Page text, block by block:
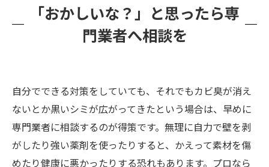
「おかしいな？」と思ったら専
門業者へ相談を
自分でできる対策をしていても、それでもカビ臭が消え
ないとか黒いシミが広がってきたという場合は、早めに
専門業者に相談するのが得策です。無理に自力で壁を剥
がしたり強い薬剤を使ったりすると、かえって素材を傷
めたり健康に悪かったりする恐れもあります。プロなら